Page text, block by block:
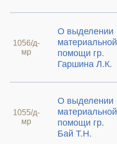
1056/д-
мр
О выделении
материальной
помощи гр.
Гаршина Л.К.
1055/д-
мр
О выделении
материальной
помощи гр.
Бай Т.Н.